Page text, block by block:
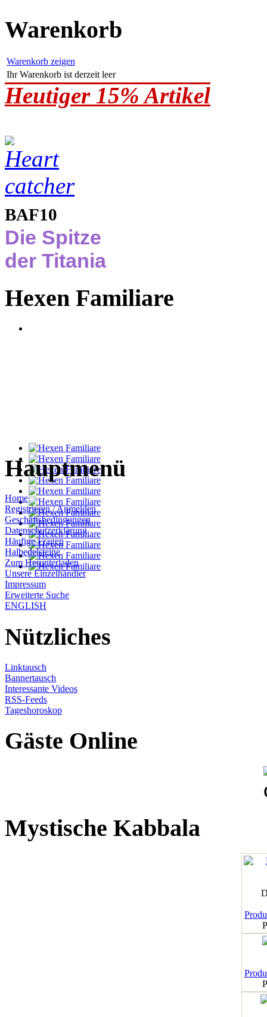
Warenkorb
Warenkorb zeigen
Ihr Warenkorb ist derzeit leer
Heutiger 15% Artikel
BAF10
Die Spitze
der Titania
Hexen Familiare
Hauptmenü
Home
Registrieren / Anmelden
Geschäftsbedingungen
Datenschutzerklärung
Häufige Fragen
Halbedelsteine
Zum Herunterladen
Unsere Einzelhändler
Impressum
Erweiterte Suche
ENGLISH
Nützliches
Linktausch
Bannertausch
Interessante Videos
RSS-Feeds
Tageshoroskop
Gäste Online
Mystische Kabbala